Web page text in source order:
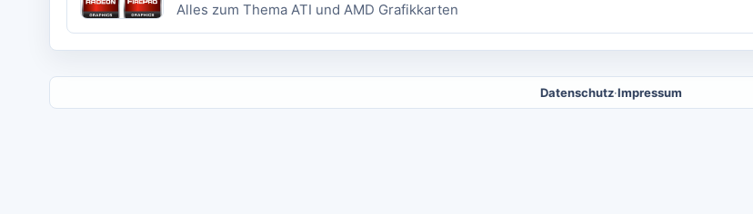
Alles zum Thema ATI und AMD Grafikkarten
Datenschutz·Impressum